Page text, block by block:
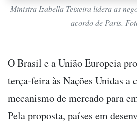
Ministra Izabella Teixeira lidera as
acordo de Paris.
O Brasil e a União Europeia
terça-feira às Nações Unidas a
mecanismo de mercado para
Pela proposta, países em